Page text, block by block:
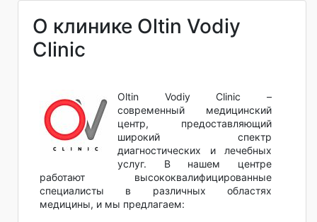
О клинике Oltin Vodiy
Clinic
Oltin Vodiy Clinic –
современный медицинский
центр, предоставляющий
широкий спектр
диагностических и лечебных
услуг. В нашем центре
работают высококвалифицированные
специалисты в различных областях
медицины, и мы предлагаем: